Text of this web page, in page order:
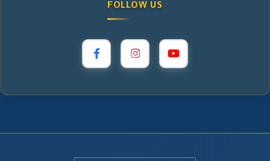
FOLLOW US